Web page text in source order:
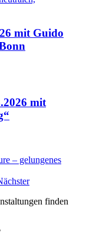
mit Guido
mit
– gelungenes
finden